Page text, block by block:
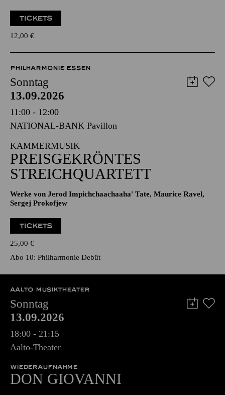
TICKETS
12,00 €
PHILHARMONIE ESSEN
Sonntag
13.09.2026
11:00 - 12:00
NATIONAL-BANK Pavillon
KAMMERMUSIK
PREISGEKRÖNTES
STREICHQUARTETT
Werke von Jerod Impichchaachaaha' Tate, Maurice Ravel,
Sergej Prokofjew
TICKETS
25,00 €
Abo 10: Philharmonie Debüt
AALTO MUSIKTHEATER
Sonntag
13.09.2026
18:00 - 21:15
Aalto-Theater
WIEDERAUFNAHME
DON GIO­VANNI